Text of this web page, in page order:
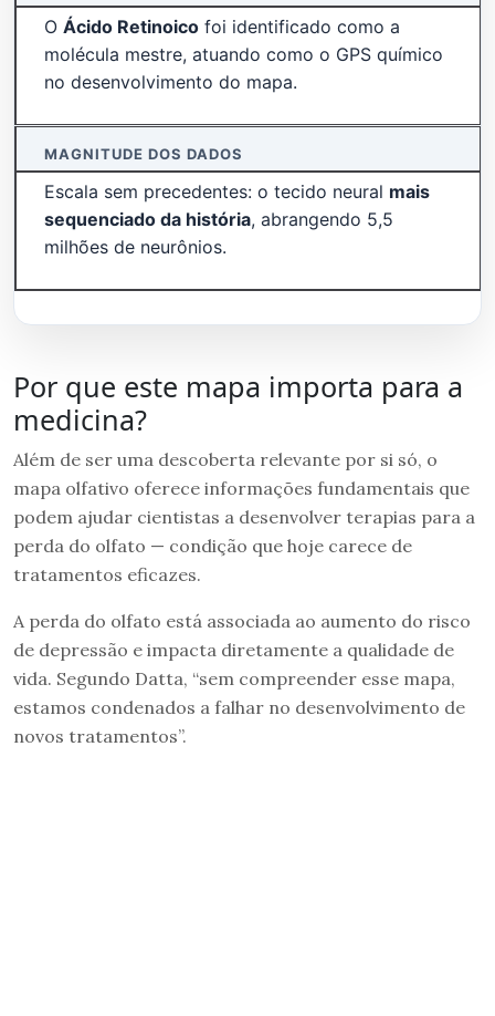
O Ácido Retinoico foi identificado como a
molécula mestre, atuando como o GPS químico
no desenvolvimento do mapa.
MAGNITUDE DOS DADOS
Escala sem precedentes: o tecido neural mais
sequenciado da história, abrangendo 5,5
milhões de neurônios.
Por que este mapa importa para a
medicina?
Além de ser uma descoberta relevante por si só, o
mapa olfativo oferece informações fundamentais que
podem ajudar cientistas a desenvolver terapias para a
perda do olfato — condição que hoje carece de
tratamentos eficazes.
A perda do olfato está associada ao aumento do risco
de depressão e impacta diretamente a qualidade de
vida. Segundo Datta, “sem compreender esse mapa,
estamos condenados a falhar no desenvolvimento de
novos tratamentos”.